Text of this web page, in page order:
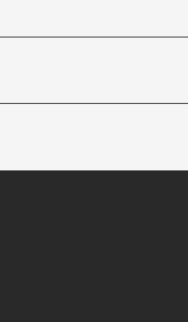
auf LinkedIn